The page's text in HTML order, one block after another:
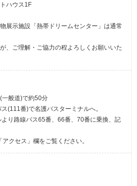
ハウス1F
展示施設「熱帯ドリームセンター」は通常
、ご理解・ご協力の程よろしくお願いいた
一般道)で約50分
(111番)で名護バスターミナルへ。
線バス65番、66番、70番に乗換、記
クセス」欄をご覧ください。